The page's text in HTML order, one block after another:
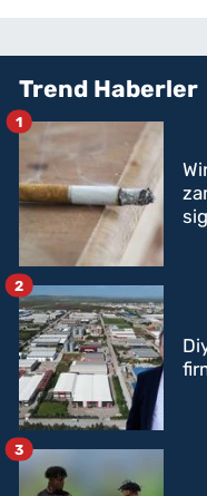
Trend Haberler
1
2
3